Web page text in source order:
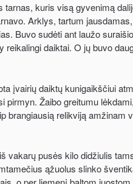
kuris visą gyvenimą
Arklys, tartum
Buvo sudėti ant laužo
daiktai. O jų buvo
įvairių daiktų kunigaikščiui
pirmyn. Žaibo greitumu
brangiausią relikviją
vakarų pusės kilo didžiulis
ąžuolus slinko